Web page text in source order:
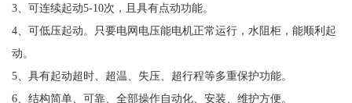
3、可连续起动5-10次，且具有点动功能。
4、可低压起动。只要电网电压能电机正常运行，水阻柜，能顺利起
动。
5、具有起动超时、超温、失压、超行程等多重保护功能。
6、结构简单、可靠、全部操作自动化、安装、维护方便。